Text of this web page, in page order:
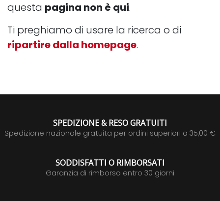
questa pagina non è qui.
Ti preghiamo di usare la ricerca o di
ripartire dalla homepage.
SPEDIZIONE & RESO GRATUITI
Spedizione nazionale gratuita per ordini superiori a 35,00 €
SODDISFATTI O RIMBORSATI
Garanzia di rimborso entro 30 giorni